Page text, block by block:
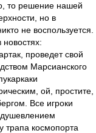
то решение нашей
но в
не воспользуется.
проведет свой
Марсианского
ой, простите,
Все игроки
трапа космопорта